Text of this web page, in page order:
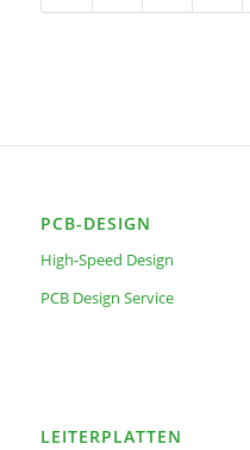
PCB-DESIGN
High-Speed Design
PCB Design Service
LEITERPLATTEN